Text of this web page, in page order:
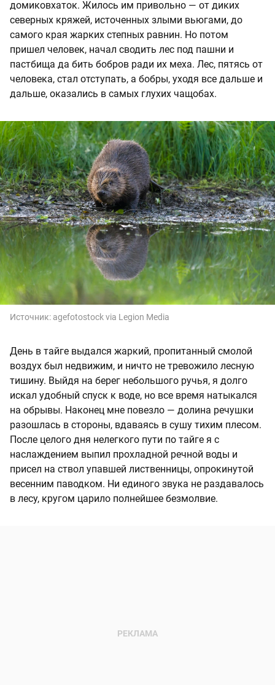
домиковхаток. Жилось им привольно — от диких
северных кряжей, источенных злыми вьюгами, до
самого края жарких степных равнин. Но потом
пришел человек, начал сводить лес под пашни и
пастбища да бить бобров ради их меха. Лес, пятясь от
человека, стал отступать, а бобры, уходя все дальше и
дальше, оказались в самых глухих чащобах.
Источник: agefotostock via Legion Media
День в тайге выдался жаркий, пропитанный смолой
воздух был недвижим, и ничто не тревожило лесную
тишину. Выйдя на берег небольшого ручья, я долго
искал удобный спуск к воде, но все время натыкался
на обрывы. Наконец мне повезло — долина речушки
разошлась в стороны, вдаваясь в сушу тихим плесом.
После целого дня нелегкого пути по тайге я с
наслаждением выпил прохладной речной воды и
присел на ствол упавшей лиственницы, опрокинутой
весенним паводком. Ни единого звука не раздавалось
в лесу, кругом царило полнейшее безмолвие.